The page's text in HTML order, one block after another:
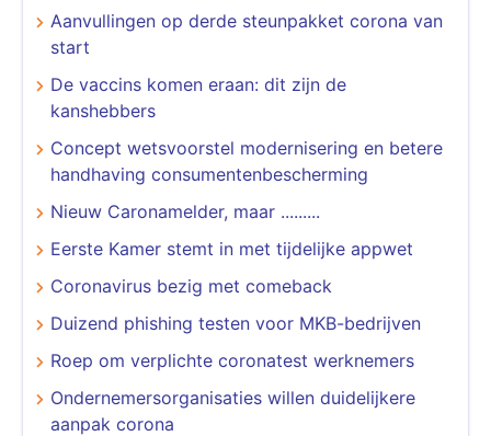
Aanvullingen op derde steunpakket corona van
start
De vaccins komen eraan: dit zijn de
kanshebbers
Concept wetsvoorstel modernisering en betere
handhaving consumentenbescherming
Nieuw Caronamelder, maar .........
Eerste Kamer stemt in met tijdelijke appwet
Coronavirus bezig met comeback
Duizend phishing testen voor MKB-bedrijven
Roep om verplichte coronatest werknemers
Ondernemersorganisaties willen duidelijkere
aanpak corona